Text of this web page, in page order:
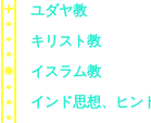
ユダヤ教
キリスト教
イスラム教
インド思想、ヒン